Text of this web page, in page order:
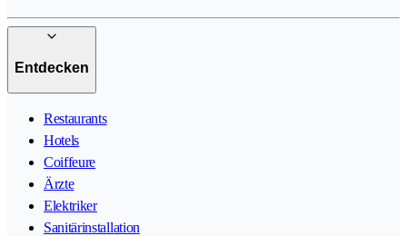
Entdecken
Restaurants
Hotels
Coiffeure
Ärzte
Elektriker
Sanitärinstallation